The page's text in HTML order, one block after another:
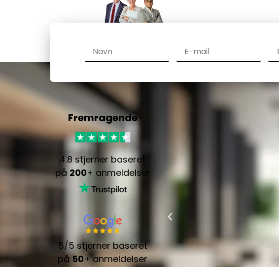
Fremragende
4.8 stjerner baseret
på 200+ anmeldelser
5/5 stjerner baseret
på50+ anmeldelser